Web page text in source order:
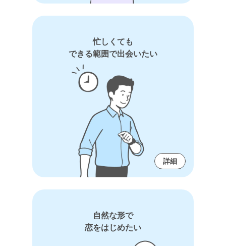
忙しくても
できる範囲で出会いたい
詳細
自然な形で
恋をはじめたい